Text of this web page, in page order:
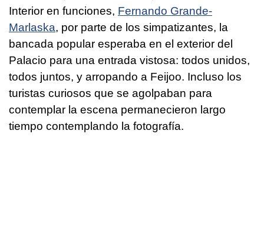
Interior en funciones, Fernando Grande-
Marlaska, por parte de los simpatizantes, la
bancada popular esperaba en el exterior del
Palacio para una entrada vistosa: todos unidos,
todos juntos, y arropando a Feijoo. Incluso los
turistas curiosos que se agolpaban para
contemplar la escena permanecieron largo
tiempo contemplando la fotografía.